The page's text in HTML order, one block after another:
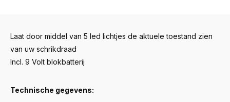
Laat door middel van 5 led lichtjes de aktuele toestand zien
van uw schrikdraad
Incl. 9 Volt blokbatterij
Technische gegevens: